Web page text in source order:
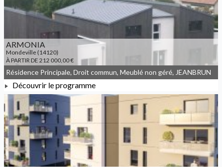
ARMONIA
Mondeville (14120)
À PARTIR DE 212 000,00 €
À PARTIR DE 212 000,00 €
Résidence Principale, Droit commun, Meublé non géré, JEANBRUN
Découvrir le programme